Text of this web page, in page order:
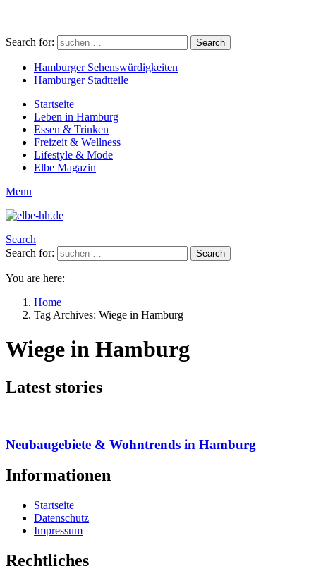
Search for: Search
Hamburger Sehenswürdigkeiten
Hamburger Stadtteile
Startseite
Leben in Hamburg
Essen & Trinken
Freizeit & Wellness
Lifestyle & Mode
Elbe Magazin
Menu
Search
Search for:
Search
You are here:
Home
Tag Archives: Wiege in Hamburg
Wiege in Hamburg
Latest stories
Neubaugebiete & Wohntrends in Hamburg
Informationen
Startseite
Datenschutz
Impressum
Rechtliches